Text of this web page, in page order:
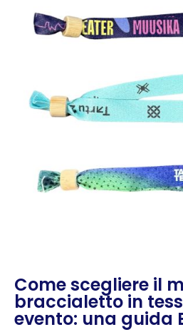
Come scegliere il
braccialetto in
evento: una guida